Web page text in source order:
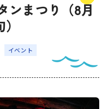
简体中文
食べる
なめりかわめぐり
ンまつり（8月
イベント